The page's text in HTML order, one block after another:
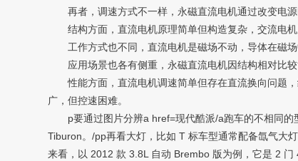
再者，调速方式不一样，永磁直流电机通过改变电源
结构方面，直流电机原理简单但构造复杂，交流电机
工作方式也不同，直流电机是磁场不动，导体在磁场
应用场景也各有侧重，永磁直流电机因结构相对比较
性能方面，直流电机调速简单但存在直流换向问题，
广，但控速困难。
p要通过图片分辨a href=现代酷派/a跑车的不相同的
Tiburon。/pp再看大灯，比如 T 标车型通常配备氙气大
来看，以 2012 款 3.8L 自动 Brembo 版为例，它是 2